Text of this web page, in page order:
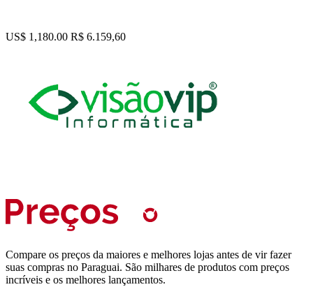
US$ 1,180.00 R$ 6.159,60
Compare os preços da maiores e melhores lojas antes de vir fazer
suas compras no Paraguai. São milhares de produtos com preços
incríveis e os melhores lançamentos.